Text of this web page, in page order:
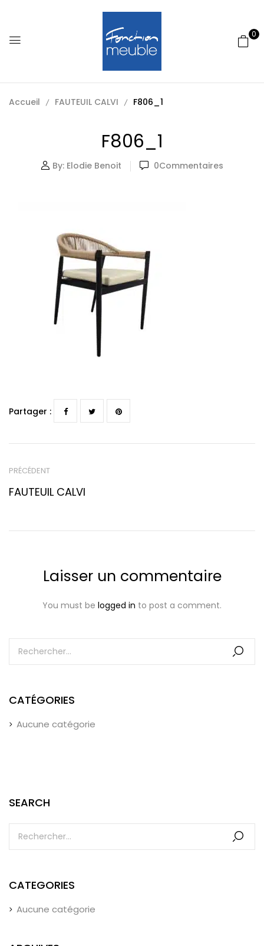
0
Accueil FAUTEUIL CALVI F806_1
F806_1
By: Elodie Benoit 0Commentaires
CATÉGORIES
Aucune catégorie
SEARCH
CATEGORIES
Aucune catégorie
Partager :
PRÉCÉDENT
FAUTEUIL CALVI
Laisser un commentaire
You must be logged in to post a comment.